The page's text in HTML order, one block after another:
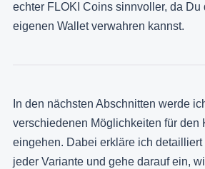
echter FLOKI Coins sinnvoller, da
eigenen Wallet verwahren kannst.
In den nächsten Abschnitten werde
verschiedenen Möglichkeiten für den
eingehen. Dabei erkläre ich
jeder Variante und gehe darauf ein,